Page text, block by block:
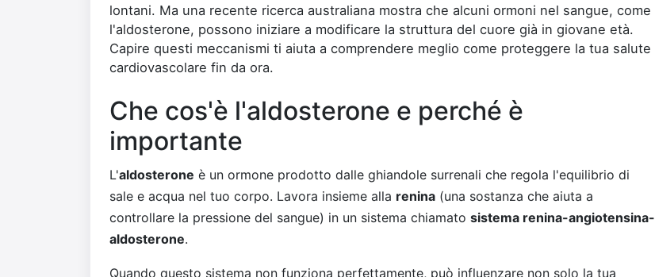
lontani. Ma una recente ricerca australiana mostra che alcuni ormoni nel sangue, come
l'aldosterone, possono iniziare a modificare la struttura del cuore già in giovane età.
Capire questi meccanismi ti aiuta a comprendere meglio come proteggere la tua salute
cardiovascolare fin da ora.
Che cos'è l'aldosterone e perché è
importante
L'aldosterone è un ormone prodotto dalle ghiandole surrenali che regola l'equilibrio di
sale e acqua nel tuo corpo. Lavora insieme alla renina (una sostanza che aiuta a
controllare la pressione del sangue) in un sistema chiamato sistema renina-angiotensina-
aldosterone.
Quando questo sistema non funziona perfettamente, può influenzare non solo la tua